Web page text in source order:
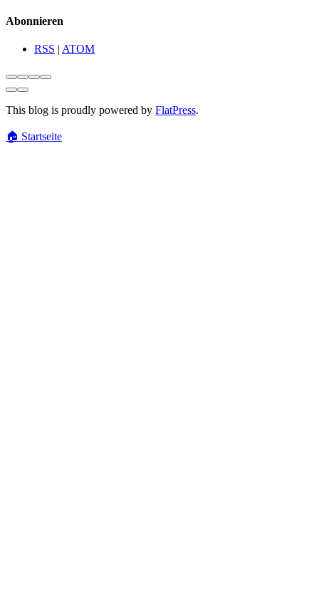
Abonnieren
RSS | ATOM
This blog is proudly powered by FlatPress.
🏠 Startseite